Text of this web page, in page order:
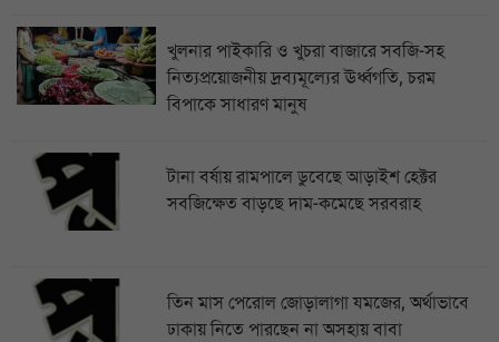
খুলনার পাইকারি ও খুচরা বাজারে সবজি-সহ
নিত্যপ্রয়োজনীয় দ্রব্যমূল্যের ঊর্ধ্বগতি, চরম
বিপাকে সাধারণ মানুষ
টানা বর্ষায় রামপালে ডুবেছে আড়াইশ হেক্টর
সবজিক্ষেত বাড়ছে দাম-কমেছে সরবরাহ
তিন মাস পেরোল জোড়ালাগা যমজের, অর্থাভাবে
ঢাকায় নিতে পারছেন না অসহায় বাবা